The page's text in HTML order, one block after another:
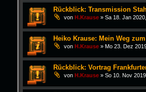
Rückblick: Transmission
von H.Krause» Sa 18. Jan
Heiko Krause: Mein Weg
von H.Krause» Mo 23. Dez
Rückblick: Vortrag
von H.Krause» So 10. Nov